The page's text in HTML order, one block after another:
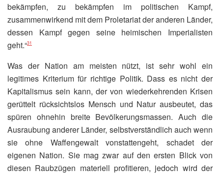
bekämpfen, zu bekämpfen im politischen Kampf,
zusammenwirkend mit dem Proletariat der anderen Länder,
dessen Kampf gegen seine heimischen Imperialisten
geht.“31
Was der Nation am meisten nützt, ist sehr wohl ein
legitimes Kriterium für richtige Politik. Dass es nicht der
Kapitalismus sein kann, der von wiederkehrenden Krisen
gerüttelt rücksichtslos Mensch und Natur ausbeutet, das
spüren ohnehin breite Bevölkerungsmassen. Auch die
Ausraubung anderer Länder, selbstverständlich auch wenn
sie ohne Waffengewalt vonstattengeht, schadet der
eigenen Nation. Sie mag zwar auf den ersten Blick von
diesen Raubzügen materiell profitieren, jedoch wird der